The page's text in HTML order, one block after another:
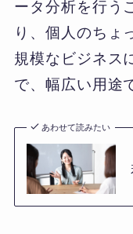
ータ分析を行う
り、個人のちょ
規模なビジネス
で、幅広い用途
あわせて読みたい